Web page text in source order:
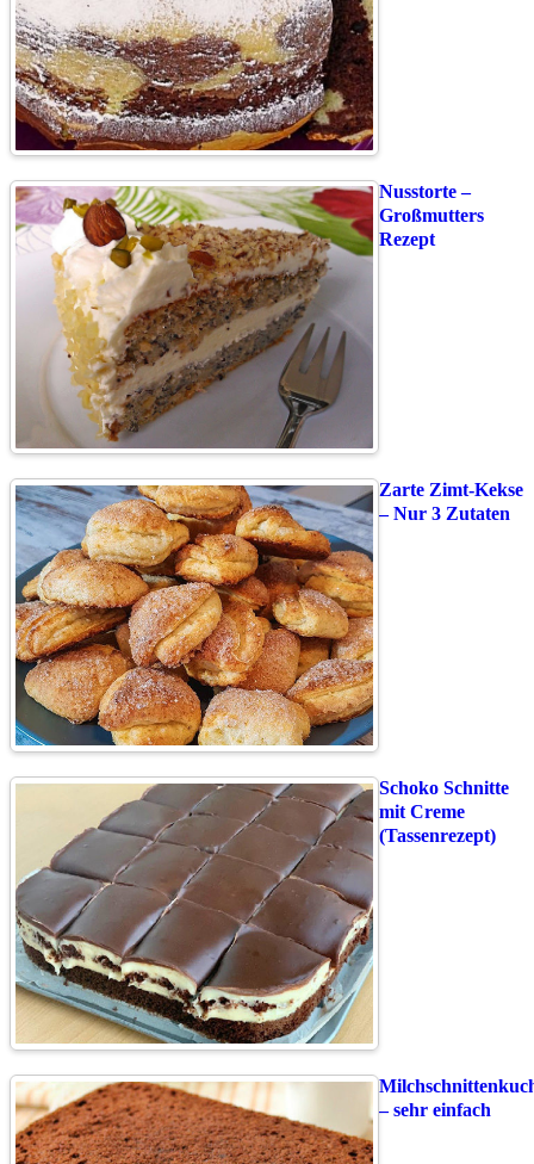
Nusstorte –
Großmutters
Rezept
Zarte Zimt-Kekse
– Nur 3 Zutaten
Schoko Schnitte
mit Creme
(Tassenrezept)
– sehr einfach